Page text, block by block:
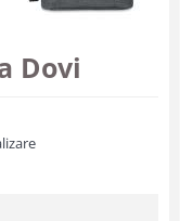
Dovi